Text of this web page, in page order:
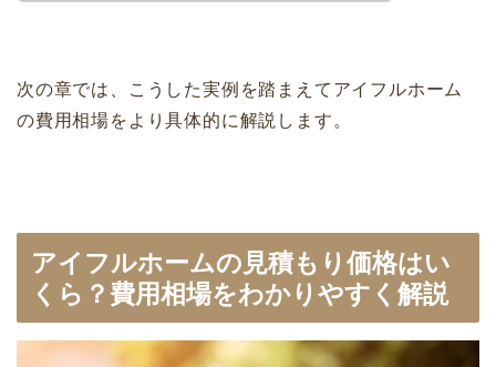
次の章では、こうした実例を踏まえてアイフルホーム
の費用相場をより具体的に解説します。
アイフルホームの見積もり価格はい
くら？費用相場をわかりやすく解説